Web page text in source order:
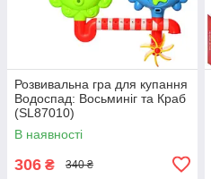
Розвивальна гра для купання
Водоспад: Восьминіг та Краб
(SL87010)
В наявності
306 ₴ 340 ₴